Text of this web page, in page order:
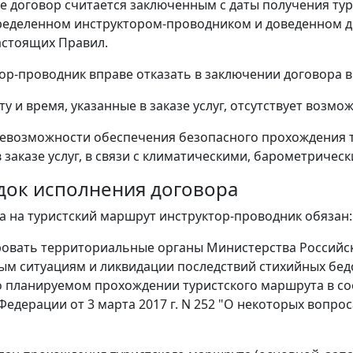
договор считается заключенным с даты получения
инструктором-проводником и доведенном
Правил.
проводник вправе отказать в заключении договора
и время, указанные в заказе услуг, отсутствует
обеспечения безопасного прохождения
заказе услуг, в связи с климатическими,
исполнения договора
на туристский маршрут инструктор-проводник обязан:
территориальные органы Министерства
ситуациям и ликвидации последствий стихийных
прохождении туристского маршрута в
от 3 марта 2017 г. N 252 "О некоторых